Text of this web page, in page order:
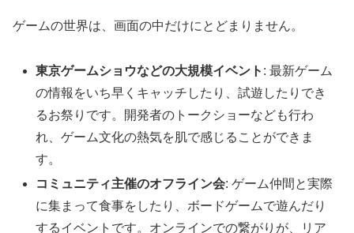
ゲームの世界は、画面の中だけにとどまりません。
東京ゲームショウなどの大規模イベント : 最新ゲーム
の情報をいち早くキャッチしたり、試遊したりでき
るお祭りです。開発者のトークショーなども行わ
れ、ゲーム文化の熱気を肌で感じることができま
す。
コミュニティ主催のオフライン会: ゲーム仲間と実際
に集まって食事をしたり、ボードゲームで遊んだり
するイベントです。オンラインでの繋がりが、リア